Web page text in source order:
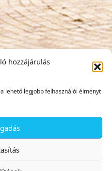
hozzájárulás
lehető legjobb felhasználói élményt
✕